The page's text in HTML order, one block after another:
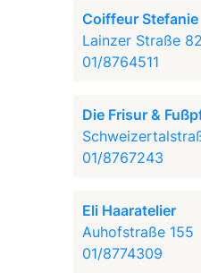
Coiffeur Stefanie
Lainzer Straße 82
01/8764511
Die Frisur &
01/8767243
Eli Haaratelier
Auhofstraße 155
01/8774309